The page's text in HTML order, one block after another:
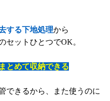
する下地処理から
セットひとつでOK。
とめて収納できる
できるから、また使うのに